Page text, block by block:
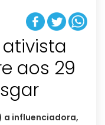
aos 29
a influenciadora,